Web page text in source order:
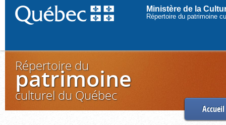
Ministère de la
Répertoire du patrimoine
Répertoire du
patrimoine
culturel du Québec
Accueil